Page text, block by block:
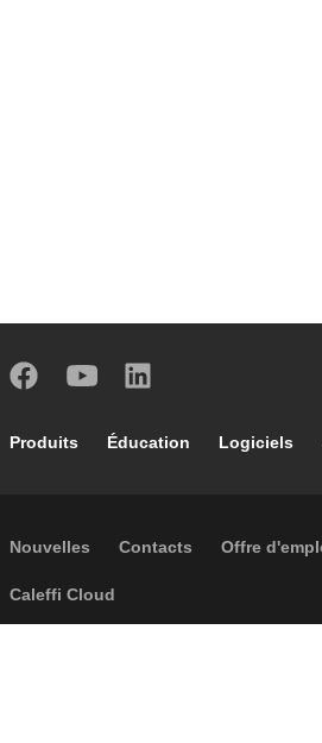
Footer main navigation
Produits Éducation Logiciels
Footer secondary
Nouvelles Contacts Offre
Caleffi Cloud